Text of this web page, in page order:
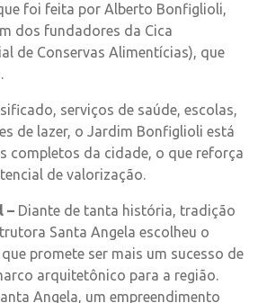
foi feita por Alberto Bonfiglioli,
dos fundadores da Cica
de Conservas Alimentícias), que
serviços de saúde, escolas,
de lazer, o Jardim Bonfiglioli está
completos da cidade, o que reforça
de valorização.
– Diante de tanta história, tradição
Santa Angela escolheu o
promete ser mais um sucesso de
arquitetônico para a região.
Angela, um empreendimento